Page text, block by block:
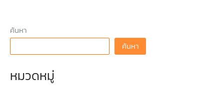
ค้นหา
ค้นหา
หมวดหมู่